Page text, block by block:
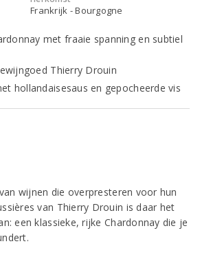
Frankrijk - Bourgogne
met fraaie spanning en subtiel
Thierry Drouin
hollandaisesaus en gepocheerde vis
wijnen die overpresteren voor hun
van Thierry Drouin is daar het
een klassieke, rijke Chardonnay die je